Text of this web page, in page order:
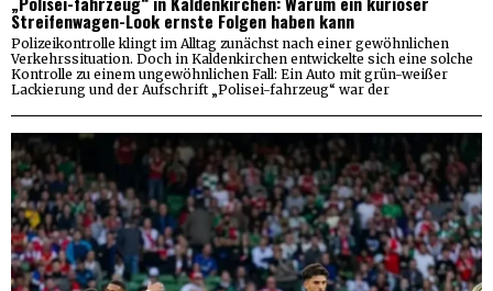
Streifenwagen-Look ernste Folgen haben kann
Polizeikontrolle klingt im Alltag zunächst nach einer gewöhnlichen
Verkehrssituation. Doch in Kaldenkirchen entwickelte sich eine solche
Kontrolle zu einem ungewöhnlichen Fall: Ein Auto mit grün-weißer
Lackierung und der Aufschrift „Polisei-fahrzeug“ war der